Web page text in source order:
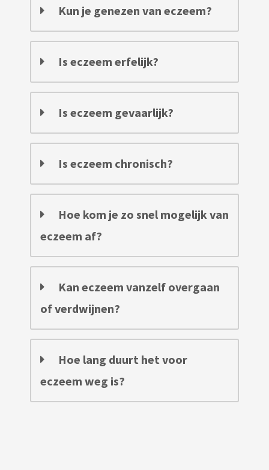
Kun je genezen van eczeem?
Is eczeem erfelijk?
Is eczeem gevaarlijk?
Is eczeem chronisch?
Hoe kom je zo snel mogelijk van
eczeem af?
Kan eczeem vanzelf overgaan
of verdwijnen?
Hoe lang duurt het voor
eczeem weg is?